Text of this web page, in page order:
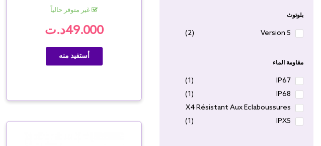
20000mAhبلوتوث
Version 5
(2)
مقاومة الماء
IP67
(1)
IP68
(1)
IPX4 Résistant Aux Éclaboussures
IPX5
(1)
غير متوفر حالياً
49.000د.ت
أستفيد منه